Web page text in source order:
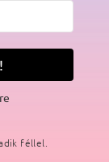
féllel.